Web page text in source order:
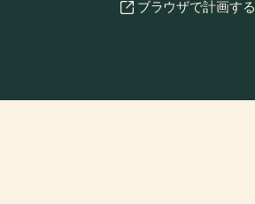
ブラウザで計画する